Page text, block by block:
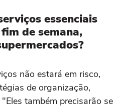
essenciais
de semana,
não estará em risco,
de organização,
também precisarão se